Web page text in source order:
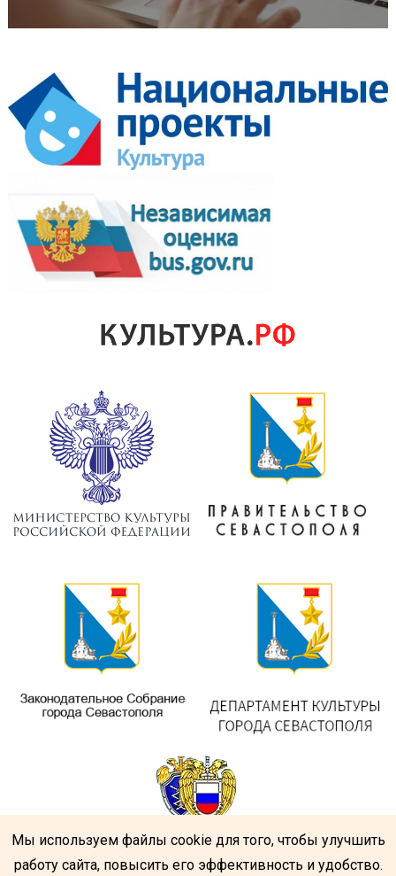
Мы используем файлы cookie для того, чтобы улучшить
работу сайта, повысить его эффективность и удобство.